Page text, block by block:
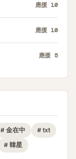
應援 10
應援 10
應援 5
# 金在中 # txt
# 韓星